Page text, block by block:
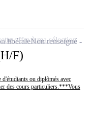
F)
ou diplômés avec
des cours particuliers.***Vous
libéraleNon renseigné
offre à ma sélection